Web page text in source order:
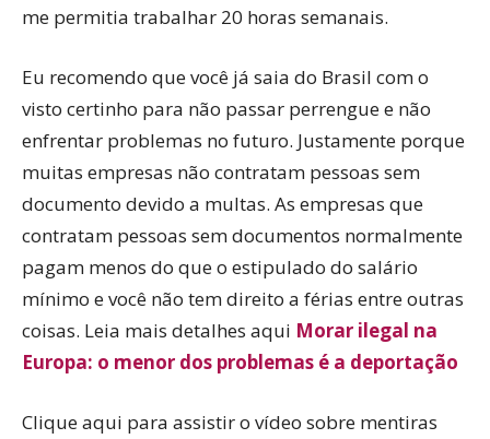
me permitia trabalhar 20 horas semanais.
Eu recomendo que você já saia do Brasil com o
visto certinho para não passar perrengue e não
enfrentar problemas no futuro. Justamente porque
muitas empresas não contratam pessoas sem
documento devido a multas. As empresas que
contratam pessoas sem documentos normalmente
pagam menos do que o estipulado do salário
mínimo e você não tem direito a férias entre outras
coisas. Leia mais detalhes aqui Morar ilegal na
Europa: o menor dos problemas é a deportação
Clique aqui para assistir o vídeo sobre mentiras